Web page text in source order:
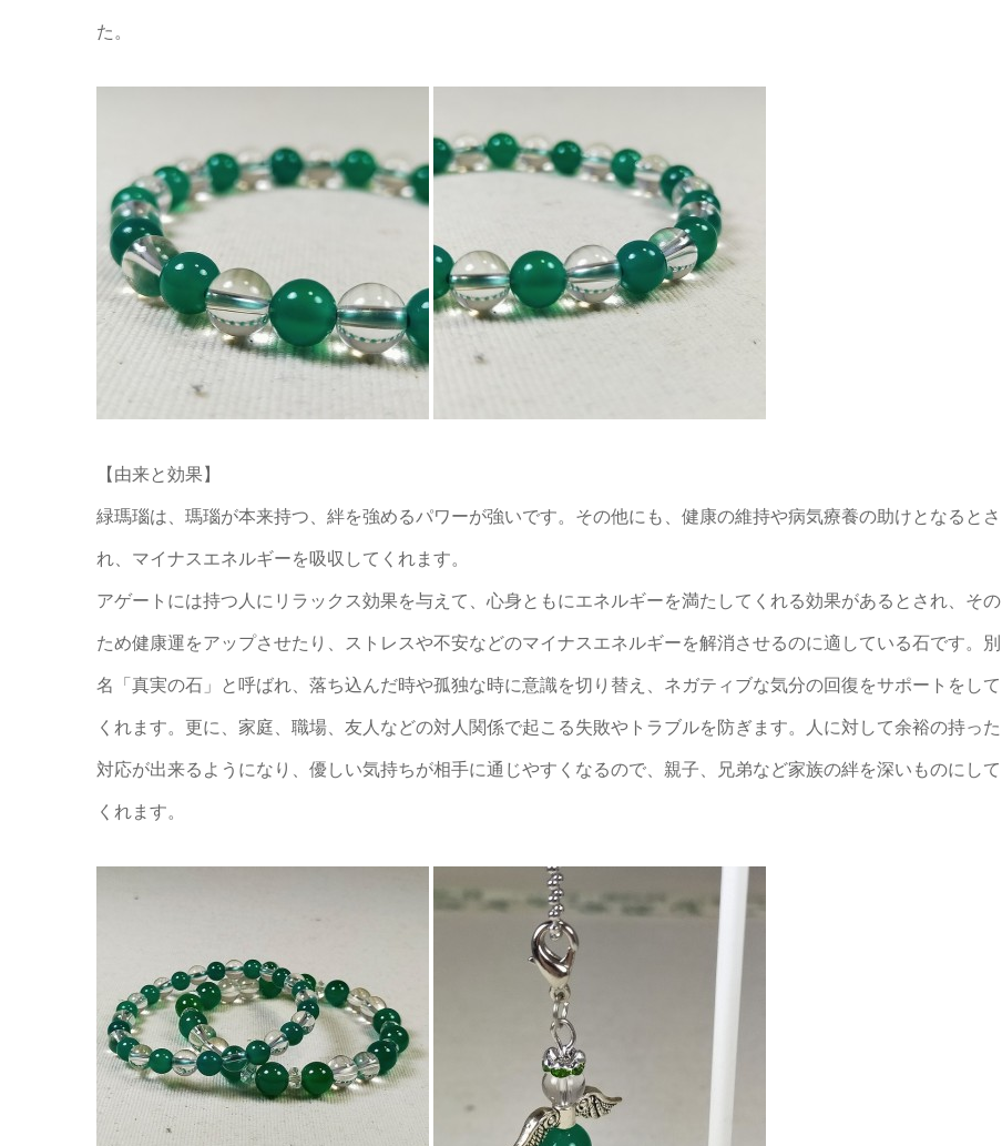
た。
【由来と効果】
緑瑪瑙は、瑪瑙が本来持つ、絆を強めるパワーが強いです。その他にも、健康の維持や病気療養の助けとなるとさ
れ、マイナスエネルギーを吸収してくれます。
アゲートには持つ人にリラックス効果を与えて、心身ともにエネルギーを満たしてくれる効果があるとされ、その
ため健康運をアップさせたり、ストレスや不安などのマイナスエネルギーを解消させるのに適している石です。別
名「真実の石」と呼ばれ、落ち込んだ時や孤独な時に意識を切り替え、ネガティブな気分の回復をサポートをして
くれます。更に、家庭、職場、友人などの対人関係で起こる失敗やトラブルを防ぎます。人に対して余裕の持った
対応が出来るようになり、優しい気持ちが相手に通じやすくなるので、親子、兄弟など家族の絆を深いものにして
くれます。